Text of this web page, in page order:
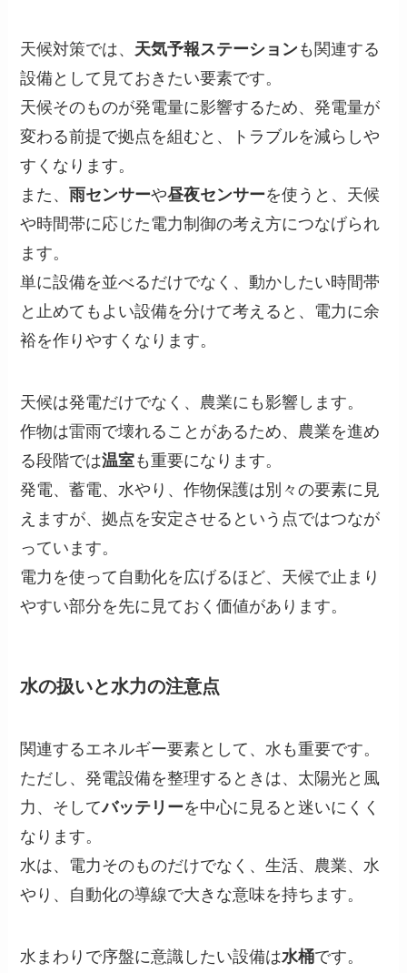
天候対策では、 天気予報ステーションも関連する
設備として見ておきたい要素です。
天候そのものが発電量に影響するため、発電量が
変わる前提で拠点を組むと、トラブルを減らしや
すくなります。
また、 雨センサーや昼夜センサーを使うと、天候
や時間帯に応じた電力制御の考え方につなげられ
ます。
単に設備を並べるだけでなく、動かしたい時間帯
と止めてもよい設備を分けて考えると、電力に余
裕を作りやすくなります。
天候は発電だけでなく、農業にも影響します。
作物は雷雨で壊れることがあるため、農業を進め
る段階では温室も重要になります。
発電、蓄電、水やり、作物保護は別々の要素に見
えますが、拠点を安定させるという点ではつなが
っています。
電力を使って自動化を広げるほど、天候で止まり
やすい部分を先に見ておく価値があります。
水の扱いと水力の注意点
関連するエネルギー要素として、水も重要です。
ただし、発電設備を整理するときは、太陽光と風
力、そしてバッテリーを中心に見ると迷いにくく
なります。
水は、電力そのものだけでなく、生活、農業、水
やり、自動化の導線で大きな意味を持ちます。
水まわりで序盤に意識したい設備は水桶です。